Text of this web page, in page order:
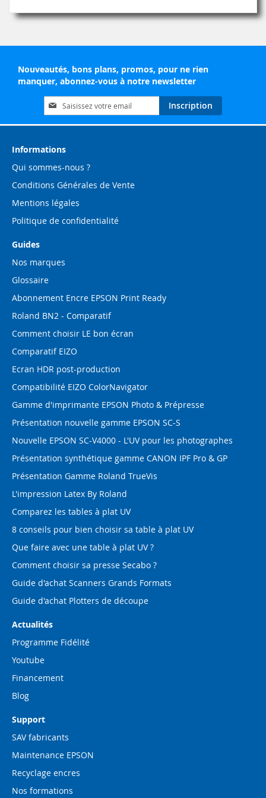
Nouveautés, bons plans, promos, pour ne rien
manquer, abonnez-vous à notre newsletter
Inscription
à
notre
d’information
Inscription
Informations
Qui sommes-nous ?
Conditions Générales de Vente
Mentions légales
Politique de confidentialité
Guides
Nos marques
Glossaire
Abonnement Encre EPSON Print Ready
Roland BN2 - Comparatif
Comment choisir LE bon écran
Comparatif EIZO
Ecran HDR post-production
Compatibilité EIZO ColorNavigator
Gamme d'imprimante EPSON Photo & Prépresse
Présentation nouvelle gamme EPSON SC-S
Nouvelle EPSON SC-V4000 - L'UV pour les photographes
Présentation synthétique gamme CANON IPF Pro & GP
Présentation Gamme Roland TrueVis
L'impression Latex By Roland
Comparez les tables à plat UV
8 conseils pour bien choisir sa table à plat UV
Que faire avec une table à plat UV ?
Comment choisir sa presse Secabo ?
Guide d'achat Scanners Grands Formats
Guide d'achat Plotters de découpe
Actualités
Programme Fidélité
Youtube
Financement
Blog
Support
SAV fabricants
Maintenance EPSON
Recyclage encres
Nos formations